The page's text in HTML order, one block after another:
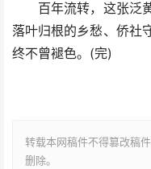
百年流转，这张泛黄
落叶归根的乡愁、侨社
终不曾褪色。(完)
转载本网稿件不得篡改稿
删除。